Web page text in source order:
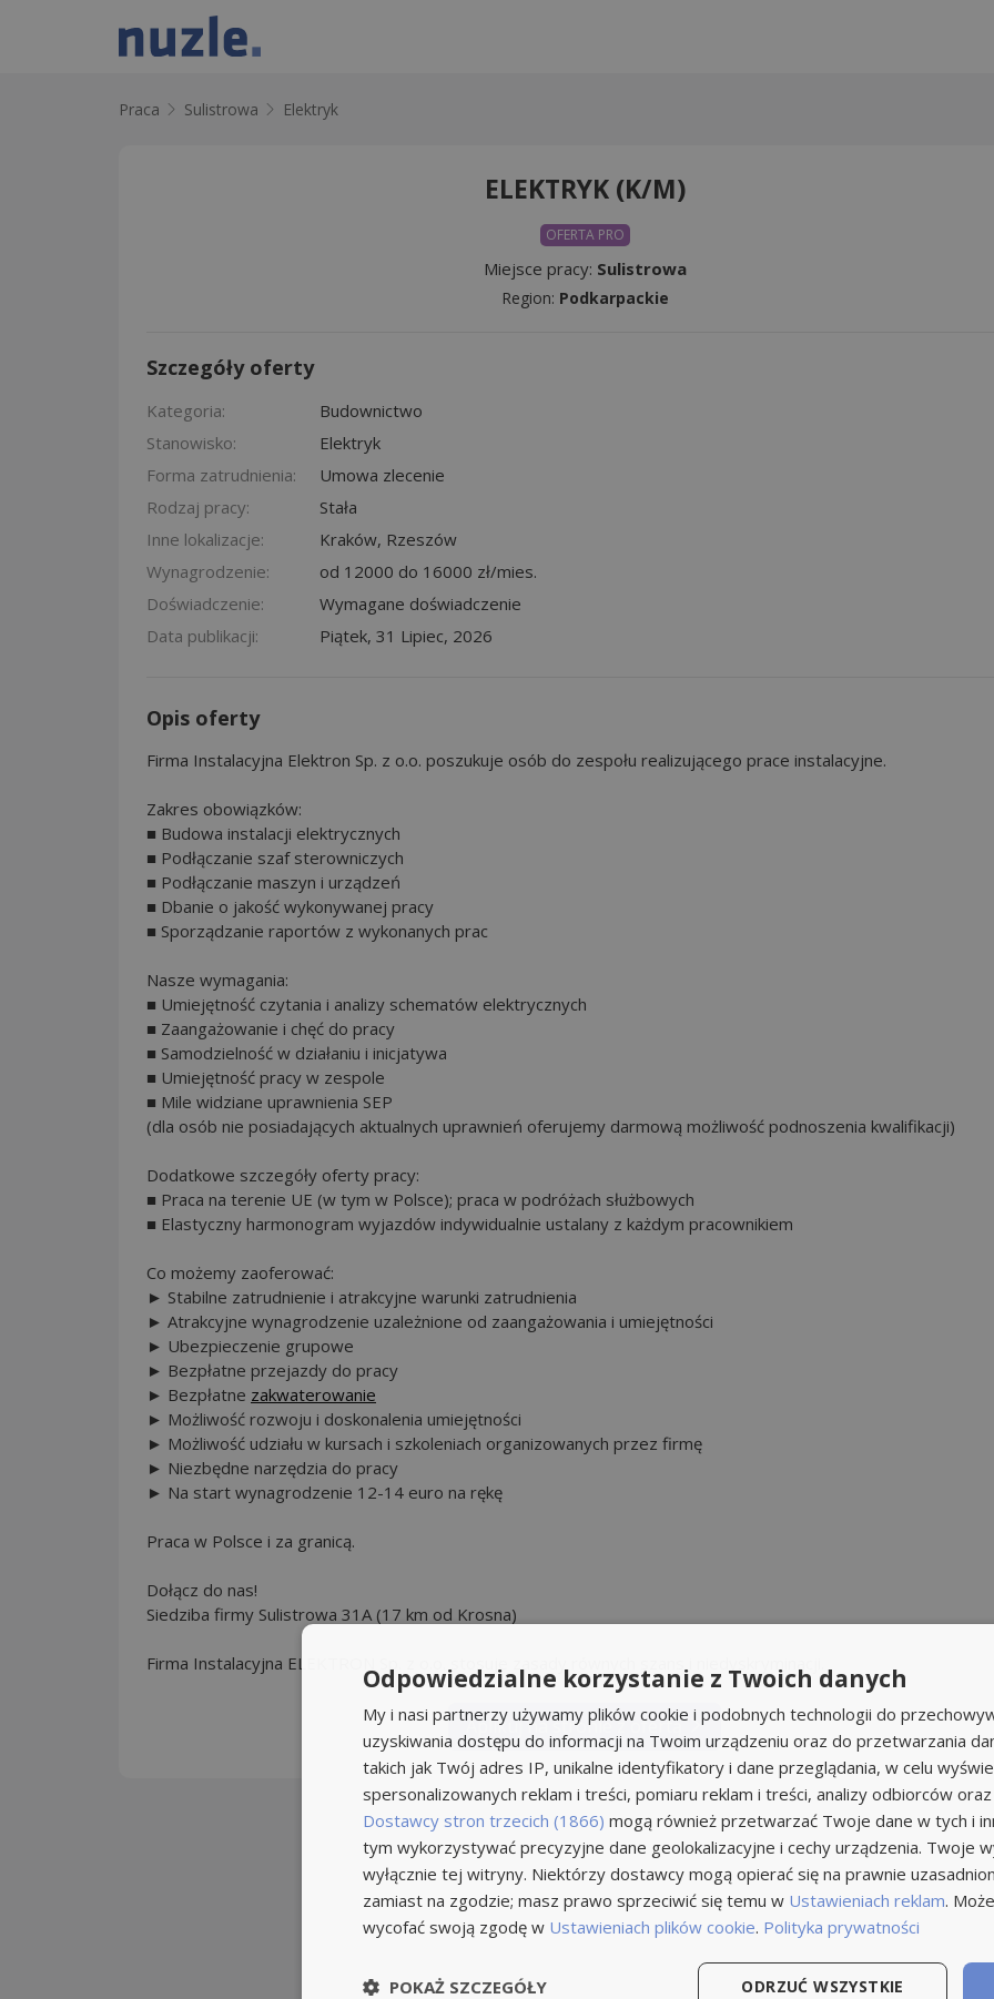
Praca Sulistrowa Elektryk
ELEKTRYK (K/M)
OFERTA PRO
Miejsce pracy: Sulistrowa
Region: Podkarpackie
Szczegóły oferty
Kategoria:
Budownictwo
Stanowisko:
Elektryk
Forma zatrudnienia:
Umowa zlecenie
Rodzaj pracy:
Stała
Inne lokalizacje:
Kraków, Rzeszów
Wynagrodzenie:
od 12000 do 16000 zł/mies.
Doświadczenie:
Wymagane doświadczenie
Data publikacji:
Piątek, 31 Lipiec, 2026
Opis oferty
Firma Instalacyjna Elektron Sp. z o.o. poszukuje osób do zespołu realizującego prace instalacyjne.
Zakres obowiązków:
■ Budowa instalacji elektrycznych
■ Podłączanie szaf sterowniczych
■ Podłączanie maszyn i urządzeń
■ Dbanie o jakość wykonywanej pracy
■ Sporządzanie raportów z wykonanych prac
Nasze wymagania:
■ Umiejętność czytania i analizy schematów elektrycznych
■ Zaangażowanie i chęć do pracy
■ Samodzielność w działaniu i inicjatywa
■ Umiejętność pracy w zespole
■ Mile widziane uprawnienia SEP
(dla osób nie posiadających aktualnych uprawnień oferujemy darmową możliwość podnoszenia kwalifikacji)
Dodatkowe szczegóły oferty pracy:
■ Praca na terenie UE (w tym w Polsce); praca w podróżach służbowych
■ Elastyczny harmonogram wyjazdów indywidualnie ustalany z każdym pracownikiem
Co możemy zaoferować:
► Stabilne zatrudnienie i atrakcyjne warunki zatrudnienia
► Atrakcyjne wynagrodzenie uzależnione od zaangażowania i umiejętności
► Ubezpieczenie grupowe
► Bezpłatne przejazdy do pracy
► Bezpłatne zakwaterowanie
► Możliwość rozwoju i doskonalenia umiejętności
► Możliwość udziału w kursach i szkoleniach organizowanych przez firmę
► Niezbędne narzędzia do pracy
► Na start wynagrodzenie 12-14 euro na rękę
Praca w Polsce i za granicą.
Dołącz do nas!
Siedziba firmy Sulistrowa 31A (17 km od Krosna)
Firma Instalacyjna ELEKTRON Sp. z o.o. stosuje zasady równych szans i niedyskryminacji.
Aplikuj na stronie z ofertą
Odpowiedzialne korzystanie z Twoich danych
My i nasi partnerzy używamy plików cookie i podobnych technologii do
uzyskiwania dostępu do informacji na Twoim urządzeniu oraz do przetwarzania
takich jak Twój adres IP, unikalne identyfikatory i dane przeglądania, w celu
spersonalizowanych reklam i treści, pomiaru reklam i treści, analizy odbiorców oraz
Dostawcy stron trzecich (1866) mogą również przetwarzać Twoje dane w tych i
tym wykorzystywać precyzyjne dane geolokalizacyjne i cechy urządzenia. Twoje
wyłącznie tej witryny. Niektórzy dostawcy mogą opierać się na prawnie
zamiast na zgodzie; masz prawo sprzeciwić się temu w Ustawieniach reklam.
wycofać swoją zgodę w Ustawieniach plików cookie. Polityka prywatności
ODRZUĆ WSZYSTKIE
POKAŻ SZCZEGÓŁY